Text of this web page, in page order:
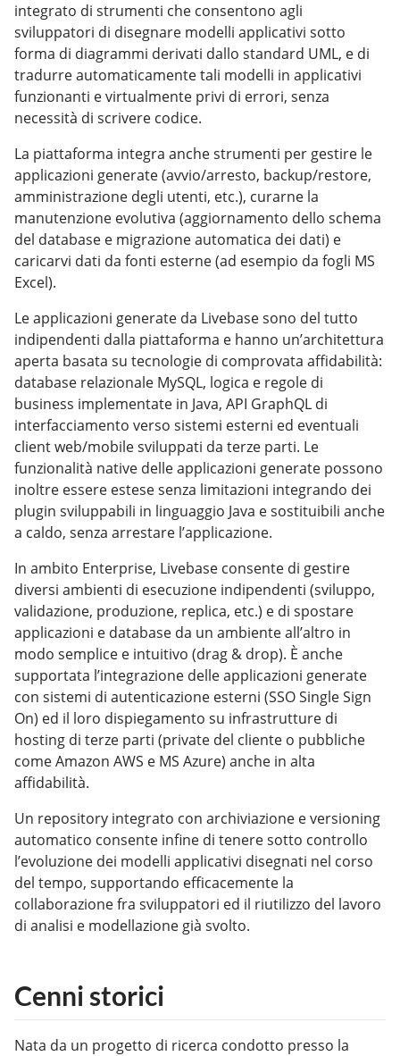
integrato di strumenti che consentono agli
sviluppatori di disegnare modelli applicativi sotto
forma di diagrammi derivati dallo standard UML, e di
tradurre automaticamente tali modelli in applicativi
funzionanti e virtualmente privi di errori, senza
necessità di scrivere codice.
La piattaforma integra anche strumenti per gestire le
applicazioni generate (avvio/arresto, backup/restore,
amministrazione degli utenti, etc.), curarne la
manutenzione evolutiva (aggiornamento dello schema
del database e migrazione automatica dei dati) e
caricarvi dati da fonti esterne (ad esempio da fogli MS
Excel).
Le applicazioni generate da Livebase sono del tutto
indipendenti dalla piattaforma e hanno un’architettura
aperta basata su tecnologie di comprovata affidabilità:
database relazionale MySQL, logica e regole di
business implementate in Java, API GraphQL di
interfacciamento verso sistemi esterni ed eventuali
client web/mobile sviluppati da terze parti. Le
funzionalità native delle applicazioni generate possono
inoltre essere estese senza limitazioni integrando dei
plugin sviluppabili in linguaggio Java e sostituibili anche
a caldo, senza arrestare l’applicazione.
In ambito Enterprise, Livebase consente di gestire
diversi ambienti di esecuzione indipendenti (sviluppo,
validazione, produzione, replica, etc.) e di spostare
applicazioni e database da un ambiente all’altro in
modo semplice e intuitivo (drag & drop). È anche
supportata l’integrazione delle applicazioni generate
con sistemi di autenticazione esterni (SSO Single Sign
On) ed il loro dispiegamento su infrastrutture di
hosting di terze parti (private del cliente o pubbliche
come Amazon AWS e MS Azure) anche in alta
affidabilità.
Un repository integrato con archiviazione e versioning
automatico consente infine di tenere sotto controllo
l’evoluzione dei modelli applicativi disegnati nel corso
del tempo, supportando efficacemente la
collaborazione fra sviluppatori ed il riutilizzo del lavoro
di analisi e modellazione già svolto.
Cenni storici
Nata da un progetto di ricerca condotto presso la